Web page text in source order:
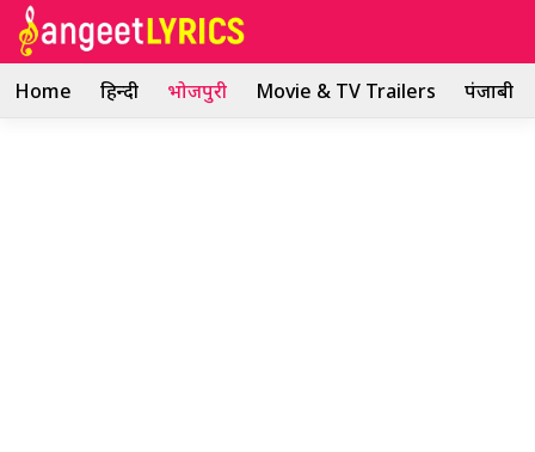
Skip
Home हिन्दी भोजपुरी Movie & TV Trailers पंजाबी